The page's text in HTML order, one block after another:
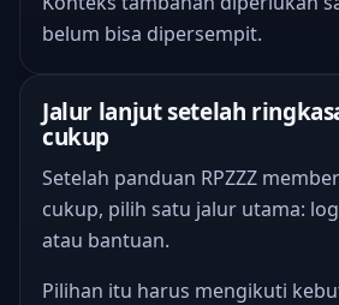
belum bisa dipersempit.
Jalur lanjut setelah
cukup
Setelah panduan RPZZZ
cukup, pilih satu jalur utama:
atau bantuan.
Pilihan itu harus mengikuti